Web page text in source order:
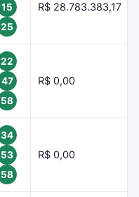
15
25
R$ 28.783.383,17
22
47
58
R$ 0,00
34
53
58
R$ 0,00